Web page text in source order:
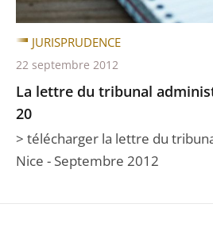
La lettre du tribunal
20
> télécharger la lettre du
Nice - Septembre 2012
JURISPRUDENCE
22 septembre 2012